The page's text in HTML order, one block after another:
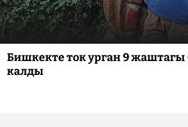
Бишкекте ток урган 9 жаштагы
калды